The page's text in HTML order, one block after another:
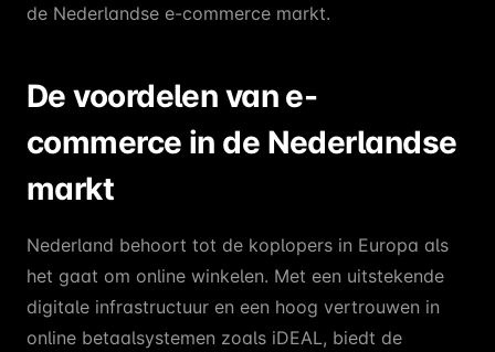
de Nederlandse e-commerce markt.
De voordelen van e-
commerce in de Nederlandse
markt
Nederland behoort tot de koplopers in Europa als
het gaat om online winkelen. Met een uitstekende
digitale infrastructuur en een hoog vertrouwen in
online betaalsystemen zoals iDEAL, biedt de